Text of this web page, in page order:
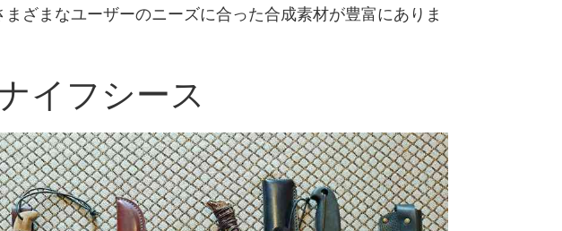
ざまなユーザーのニーズに合った合成素材が豊富にありま
イフシース